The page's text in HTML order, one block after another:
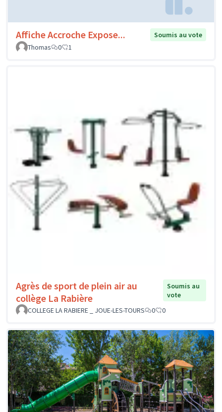
Affiche Accroche Expose...
Soumis au vote
Thomas
0 1
Agrès de sport de plein air au
collège La Rabière
Soumis au
vote
COLLEGE LA RABIERE _ JOUE-LES-TOURS
0 0